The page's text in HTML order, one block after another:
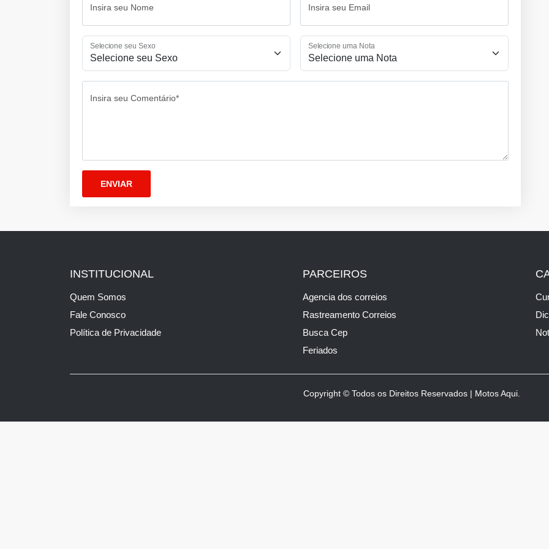
Insira seu Nome Insira seu Email
Selecione seu Sexo Selecione uma Nota
Insira seu Comentário*
INSTITUCIONAL
Quem Somos
Fale Conosco
Política de Privacidade
PARCEIROS
Agencia dos correios
Rastreamento Correios
Busca Cep
Feriados
Copyright © Todos os Direitos Reservados | Motos Aqui.